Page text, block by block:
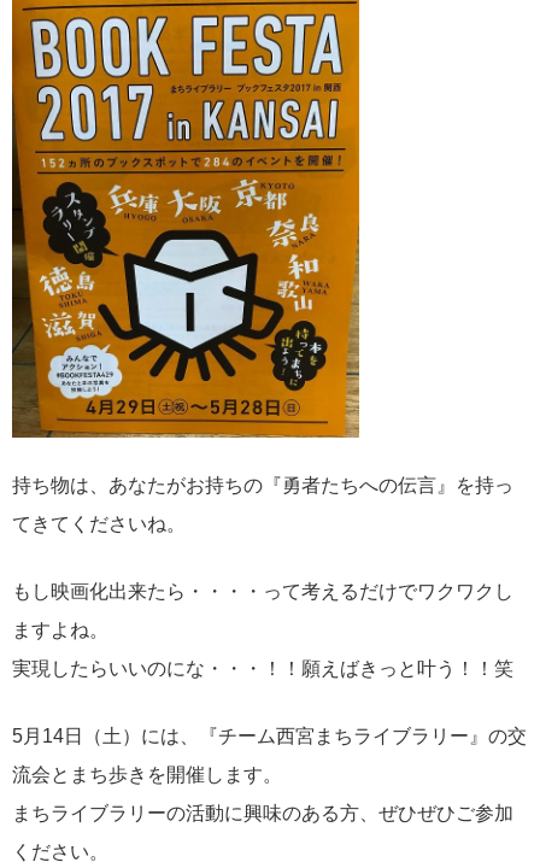
持ち物は、あなたがお持ちの『勇者たちへの伝言』を持っ
てきてくださいね。
もし映画化出来たら・・・・って考えるだけでワクワクし
ますよね。
実現したらいいのにな・・・！！願えばきっと叶う！！笑
5月14日（土）には、『チーム西宮まちライブラリー』の交
流会とまち歩きを開催します。
まちライブラリーの活動に興味のある方、ぜひぜひご参加
ください。